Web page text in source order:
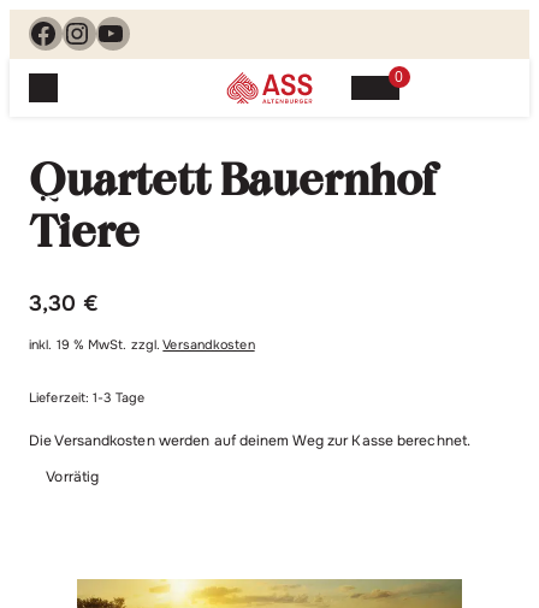
Facebook
Instagram
YouTube
0
Spielkarten
Themenwelten
Klassische Spiele
Lernspiele
Blog
Feedback
Anfrage
Kataloge
Shop
Shopübersicht
Merchandise
Suchen, finden, spielen. Jetzt & hier.
Suchen
nach:
Quartett Bauernhof
Tiere
3,30 €
inkl. 19 % MwSt. zzgl.Versandkosten
Lieferzeit:1-3 Tage
Die Versandkosten werden auf deinem Weg zur Kasse berechnet.
Vorrätig